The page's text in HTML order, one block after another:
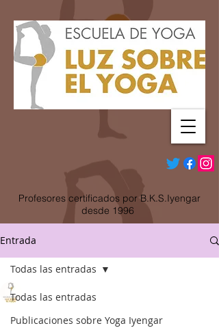
Profesores certificados por B.K.S.Iyengar
desde 1996
Entrada
Todas las entradas
Publicaciones sobre Yoga Iyengar
Todas las entradas
Vídeo presentación
4 nov 20191 min de lectura